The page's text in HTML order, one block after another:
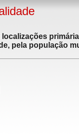
pela população